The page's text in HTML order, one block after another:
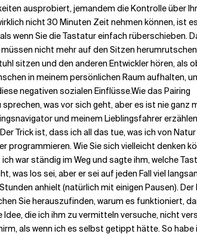
ausprobiert, jemandem die Kontrolle über
nicht 30 Minuten Zeit nehmen können, ist
wenn Sie die Tastatur einfach rüberschieben.
nicht mehr auf den Sitzen
sitzen und den anderen Entwickler hören, als
in meinem persönlichen Raum aufhalten,
negativen sozialen Einflüsse.Wie das Pairing
was vor sich geht, aber es ist nie ganz
und meinem Lieblingsfahrer
Trick ist, dass ich all das tue, was ich von
programmieren. Wie Sie sich vielleicht denken
war ständig im Weg und sagte ihm, welche
was los sei, aber er sei auf jeden Fall viel
anhielt (natürlich mit einigen Pausen). Der
Sie herauszufinden, warum es funktioniert,
Idee, die ich ihm zu vermitteln versuche, nicht
als wenn ich es selbst getippt hätte. So habe